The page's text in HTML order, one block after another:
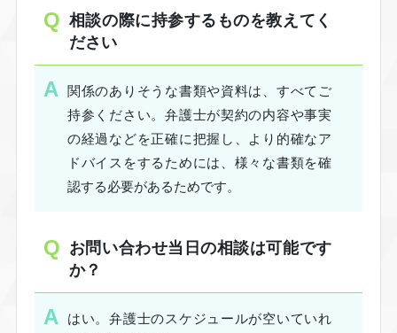
相談の際に持参するものを教えてく
ださい
関係のありそうな書類や資料は、すべてご
持参ください。弁護士が契約の内容や事実
の経過などを正確に把握し、より的確なア
ドバイスをするためには、様々な書類を確
認する必要があるためです。
お問い合わせ当日の相談は可能です
か？
はい。弁護士のスケジュールが空いていれ